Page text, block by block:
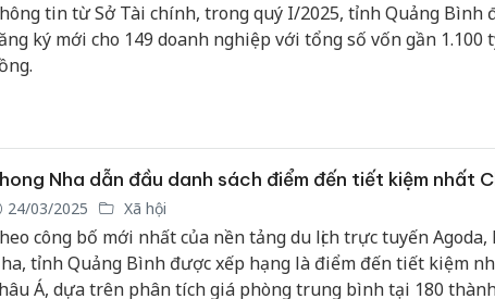
tin từ Sở Tài chính, trong quý I/2025, tỉnh Quảng Bình
ký mới cho 149 doanh nghiệp với tổng số vốn gần 1.100
Nha dẫn đầu danh sách điểm đến tiết kiệm nhất
24/03/2025 Xã hội
công bố mới nhất của nền tảng du lịch trực tuyến Agoda,
tỉnh Quảng Bình được xếp hạng là điểm đến tiết kiệm
Á, dựa trên phân tích giá phòng trung bình tại 180
Công an
Thanh
hại trong